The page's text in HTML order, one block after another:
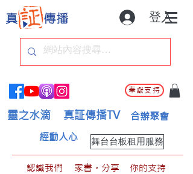
登入
奉獻支持
靈之水滴 真証傳播TV 合辦聚會
舞台台板租用服務
經動人心
認識我們 家書。分享
你的支持